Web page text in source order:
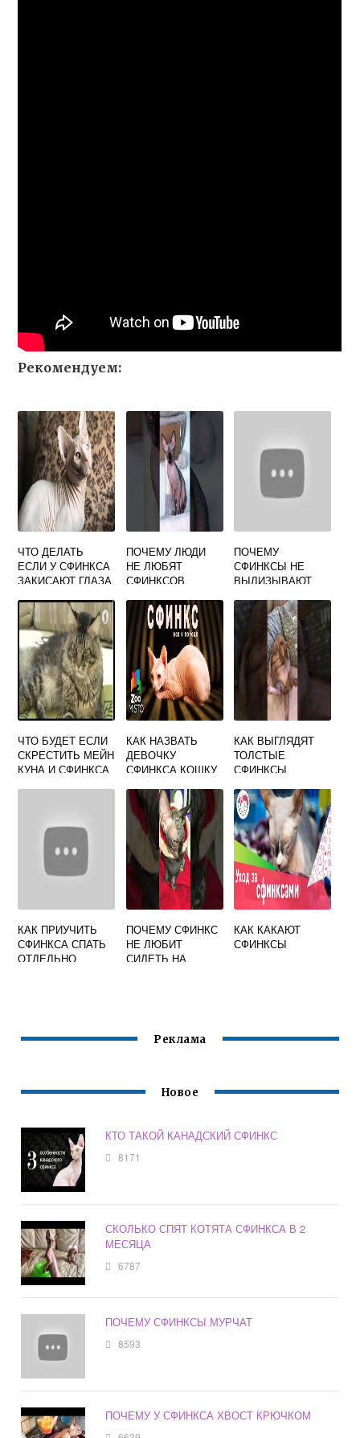
Рекомендуем:
ЧТО ДЕЛАТЬ
ЕСЛИ У СФИНКСА
ЗАКИСАЮТ ГЛАЗА
ПОЧЕМУ ЛЮДИ
НЕ ЛЮБЯТ
СФИНКСОВ
ПОЧЕМУ
СФИНКСЫ НЕ
ВЫЛИЗЫВАЮТ
ЧТО БУДЕТ ЕСЛИ
СКРЕСТИТЬ МЕЙН
КУНА И СФИНКСА
КАК НАЗВАТЬ
ДЕВОЧКУ
СФИНКСА КОШКУ
КАК ВЫГЛЯДЯТ
ТОЛСТЫЕ
СФИНКСЫ
КАК ПРИУЧИТЬ
СФИНКСА СПАТЬ
ОТДЕЛЬНО
ПОЧЕМУ СФИНКС
НЕ ЛЮБИТ
СИДЕТЬ НА
КАК КАКАЮТ
СФИНКСЫ
Реклама
Новое
КТО ТАКОЙ КАНАДСКИЙ СФИНКС
8171
СКОЛЬКО СПЯТ КОТЯТА СФИНКСА В 2
МЕСЯЦА
6787
ПОЧЕМУ СФИНКСЫ МУРЧАТ
8593
ПОЧЕМУ У СФИНКСА ХВОСТ КРЮЧКОМ